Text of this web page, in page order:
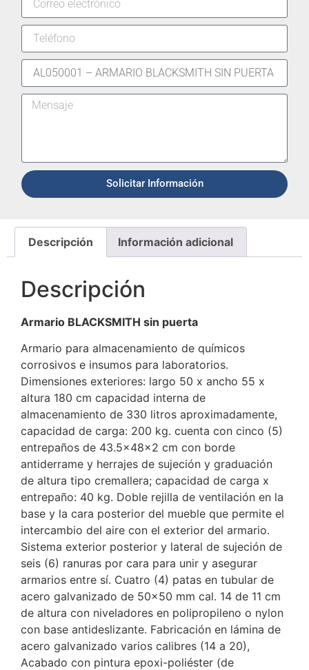
Solicitar Información
Descripción Información adicional
Descripción
Armario BLACKSMITH sin puerta
Armario para almacenamiento de químicos
corrosivos e insumos para laboratorios.
Dimensiones exteriores: largo 50 x ancho 55 x
altura 180 cm capacidad interna de
almacenamiento de 330 litros aproximadamente,
capacidad de carga: 200 kg. cuenta con cinco (5)
entrepaños de 43.5x48x2 cm con borde
antiderrame y herrajes de sujeción y graduación
de altura tipo cremallera; capacidad de carga x
entrepaño: 40 kg. Doble rejilla de ventilación en la
base y la cara posterior del mueble que permite el
intercambio del aire con el exterior del armario.
Sistema exterior posterior y lateral de sujeción de
seis (6) ranuras por cara para unir y asegurar
armarios entre sí. Cuatro (4) patas en tubular de
acero galvanizado de 50×50 mm cal. 14 de 11 cm
de altura con niveladores en polipropileno o nylon
con base antideslizante. Fabricación en lámina de
acero galvanizado varios calibres (14 a 20),
Acabado con pintura epoxi-poliéster (de